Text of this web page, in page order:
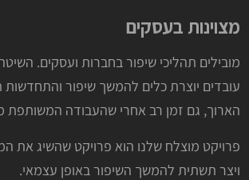
מצוינות בעסקים
מובילים תהליכי שיפור בחברות ועסקים.
עובדים יוצרת כלים להמשך שיפור והתחדשות
הארוך, גם זמן רב אחרי שהעבודה המשותפת
פרויקט מוצלח שלנו הוא פרויקט שהשיג את
ויצר תשתית להמשך השיפור באופן עצמאי.